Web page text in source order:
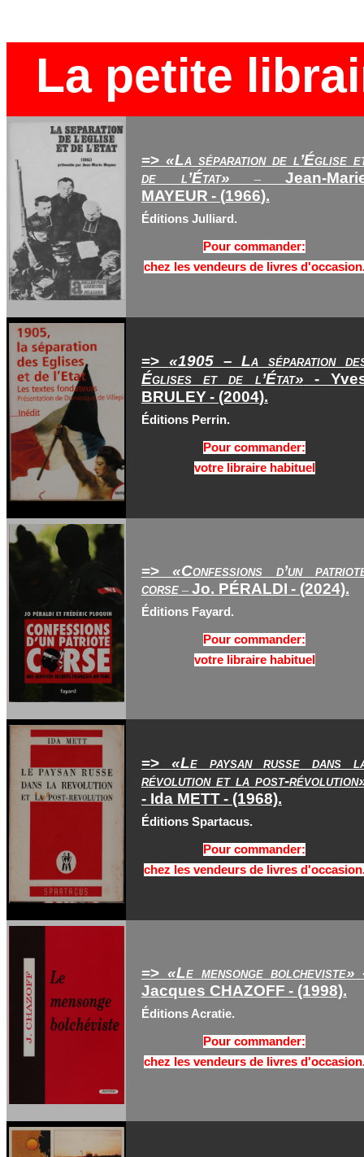
La petite
=> «La séparation de l’Église
de l’État» –Jean-
MAYEUR - (1966).
Éditions Julliard.
Pour commander:
chez les vendeurs de livres
=> «1905 – La séparation
Églises et de l’État»
-
BRULEY - (2004).
Éditions Perrin.
Pour commander:
votre libraire habituel
=>«Confessions d’un
corse– Jo. PÉRALDI - (2024).
Éditions Fayard.
Pour commander:
votre libraire habituel
=> «Le paysan russe dans
révolution et la post-
- Ida METT- (1968).
Éditions Spartacus.
Pour commander:
chez les vendeurs de livres
=> «Le mensonge bolcheviste»
Jacques CHAZOFF - (1998).
Éditions Acratie.
Pour commander:
chez les vendeurs de livres